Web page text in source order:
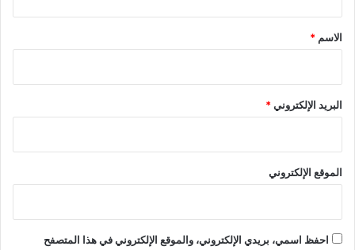
*
الاسم *
البريد الإلكتروني*
الموقع الإلكتروني
احفظ اسمي، بريدي الإلكتروني، والموقع الإلكتروني في هذا المتصفح